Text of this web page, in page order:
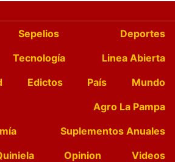
Sepelios
Deportes
Tecnología
Linea Abierta
Edictos País
Mundo
Agro La Pampa
Suplementos Anuales
Opinion
Videos